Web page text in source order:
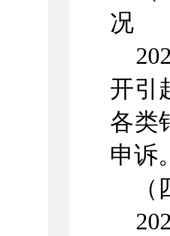
况
开引
各类
申诉。
（